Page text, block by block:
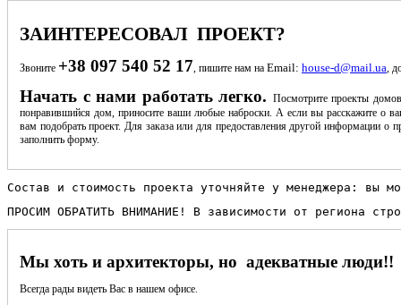
ЗАИНТЕРЕСОВАЛ ПРОЕКТ?
Звоните +38 097 540 52 17 , пишите нам на Email: house-d@mail.ua ,
Начать с нами работать легко. Посмотрите проекты
понравившийся дом, приносите ваши любые наброски. А если вы расскажите о
вам подобрать проект. Для заказа или для предоставления другой информации о
заполнить форму.
Состав и стоимость проекта уточняйте у менеджера:
ПРОСИМ ОБРАТИТЬ ВНИМАНИЕ! В зависимости от региона
Мы хоть и архитекторы, но адекватные люди!!
Всегда рады видеть Вас в нашем офисе.